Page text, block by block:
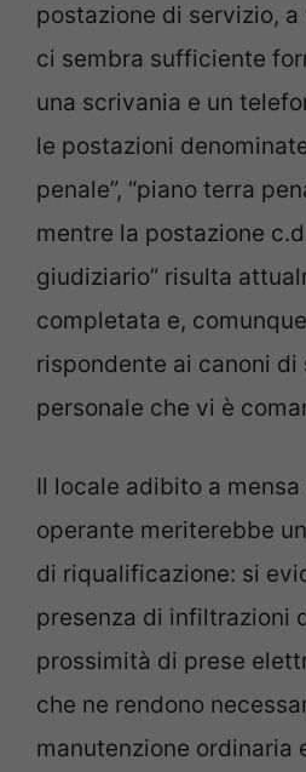
postazione di servizio,
ci sembra sufficiente
una scrivania e un
le postazioni
penale”, “piano terra
mentre la postazione
giudiziario” risulta
completata e,
rispondente ai canoni di
personale che vi è
Il locale adibito a
operante meriterebbe
di riqualificazione: si
presenza di infiltrazioni
prossimità di prese
che ne rendono
manutenzione ordinaria